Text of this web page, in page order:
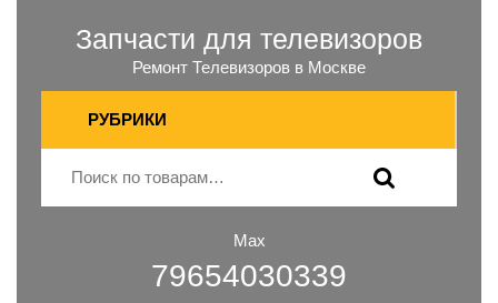
Запчасти для телевизоров
Ремонт Телевизоров в Москве
РУБРИКИ
Max
79654030339